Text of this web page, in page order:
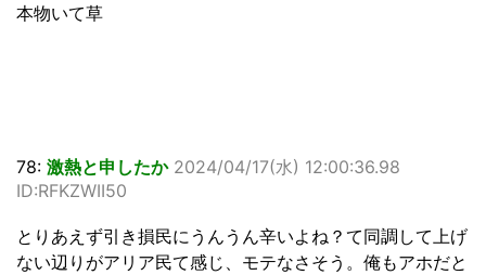
本物いて草
78: 激熱と申したか 2024/04/17(水) 12:00:36.98
ID:RFKZWII50
とりあえず引き損民にうんうん辛いよね？て同調して上げ
ない辺りがアリア民て感じ、モテなさそう。俺もアホだと